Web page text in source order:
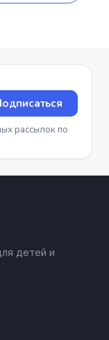
рассылок по
детей и